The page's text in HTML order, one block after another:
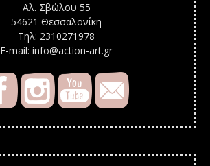
Αλ. Σβώλου 55
54621 Θεσσαλονίκη
Τηλ: 2310271978
E-mail: info@action-art.gr